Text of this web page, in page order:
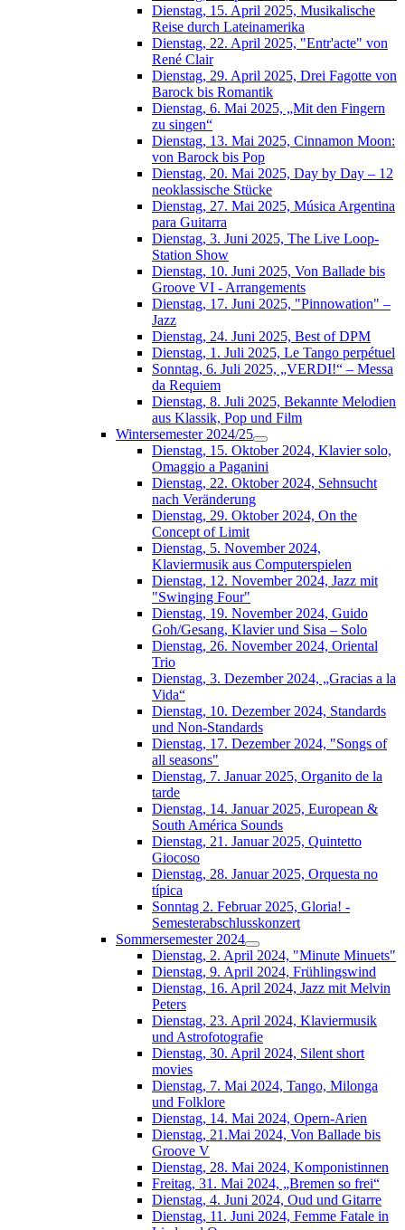
Dienstag, 15. April 2025, Musikalische
Reise durch Lateinamerika
Dienstag, 22. April 2025, "Entr'acte" von
René Clair
Dienstag, 29. April 2025, Drei Fagotte von
Barock bis Romantik
Dienstag, 6. Mai 2025, „Mit den Fingern
zu singen“
Dienstag, 13. Mai 2025, Cinnamon Moon:
von Barock bis Pop
Dienstag, 20. Mai 2025, Day by Day – 12
neoklassische Stücke
Dienstag, 27. Mai 2025, Música Argentina
para Guitarra
Dienstag, 3. Juni 2025, The Live Loop-
Station Show
Dienstag, 10. Juni 2025, Von Ballade bis
Groove VI - Arrangements
Dienstag, 17. Juni 2025, "Pinnowation" –
Jazz
Dienstag, 24. Juni 2025, Best of DPM
Dienstag, 1. Juli 2025, Le Tango perpétuel
Sonntag, 6. Juli 2025, „VERDI!“ – Messa
da Requiem
Dienstag, 8. Juli 2025, Bekannte Melodien
aus Klassik, Pop und Film
Wintersemester 2024/25
Dienstag, 15. Oktober 2024, Klavier solo,
Omaggio a Paganini
Dienstag, 22. Oktober 2024, Sehnsucht
nach Veränderung
Dienstag, 29. Oktober 2024, On the
Concept of Limit
Dienstag, 5. November 2024,
Klaviermusik aus Computerspielen
Dienstag, 12. November 2024, Jazz mit
"Swinging Four"
Dienstag, 19. November 2024, Guido
Goh/Gesang, Klavier und Sisa – Solo
Dienstag, 26. November 2024, Oriental
Trio
Dienstag, 3. Dezember 2024, „Gracias a la
Vida“
Dienstag, 10. Dezember 2024, Standards
und Non-Standards
Dienstag, 17. Dezember 2024, "Songs of
all seasons"
Dienstag, 7. Januar 2025, Organito de la
tarde
Dienstag, 14. Januar 2025, European &
South América Sounds
Dienstag, 21. Januar 2025, Quintetto
Giocoso
Dienstag, 28. Januar 2025, Orquesta no
típica
Sonntag 2. Februar 2025, Gloria! -
Semesterabschlusskonzert
Sommersemester 2024
Dienstag, 2. April 2024, "Minute Minuets"
Dienstag, 9. April 2024, Frühlingswind
Dienstag, 16. April 2024, Jazz mit Melvin
Peters
Dienstag, 23. April 2024, Klaviermusik
und Astrofotografie
Dienstag, 30. April 2024, Silent short
movies
Dienstag, 7. Mai 2024, Tango, Milonga
und Folklore
Dienstag, 14. Mai 2024, Opern-Arien
Dienstag, 21.Mai 2024, Von Ballade bis
Groove V
Dienstag, 28. Mai 2024, Komponistinnen
Freitag, 31. Mai 2024, „Bremen so frei“
Dienstag, 4. Juni 2024, Oud und Gitarre
Dienstag, 11. Juni 2024, Femme Fatale in